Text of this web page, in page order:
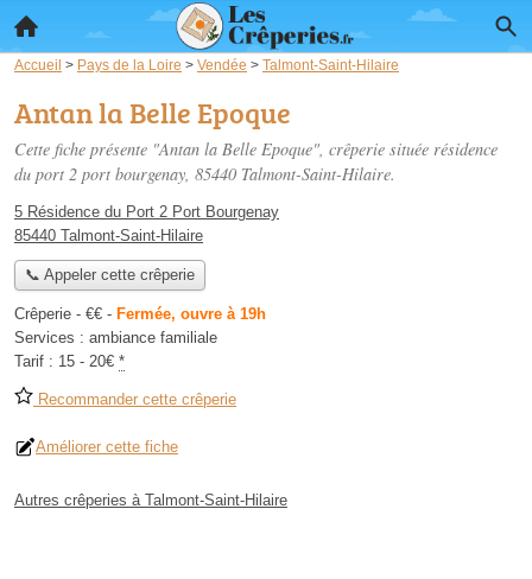
Accueil > Pays de la Loire > Vendée > Talmont-Saint-Hilaire
Antan la Belle Epoque
Cette fiche présente "Antan la Belle Epoque", crêperie située résidence
du port 2 port bourgenay, 85440 Talmont-Saint-Hilaire.
5 Résidence du Port 2 Port Bourgenay
85440 Talmont-Saint-Hilaire
📞 Appeler cette crêperie
Crêperie - €€ - Fermée, ouvre à 19h
Services : ambiance familiale
Tarif : 15 - 20€ *
Recommander cette crêperie
Améliorer cette fiche
Autres crêperies à Talmont-Saint-Hilaire